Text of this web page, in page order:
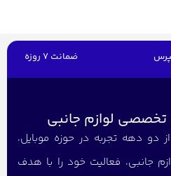
ضمانت 7 روزه
تخصصی لوازم جانبی
دو دهه تجربه در حوزه موبایل،
جانبی، فعالیت خود را با هدف